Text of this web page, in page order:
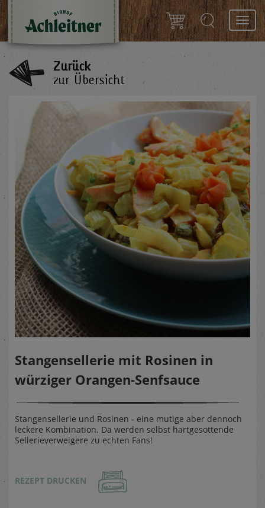
Zurück
zur Übersicht
Stangensellerie mit Rosinen in
würziger Orangen-Senfsauce
Stangensellerie und Rosinen - eine mutige aber dennoch
leckere Kombination. Da werden selbst hartgesottende
Sellerieverweigere zu echten Fans!
REZEPT DRUCKEN